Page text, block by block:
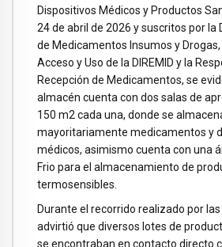
Dispositivos Médicos y Productos
24 de abril de 2026 y suscritos por la
de Medicamentos Insumos y
Acceso y Uso de la DIREMID y la
Recepción de Medicamentos, se
almacén cuenta con dos salas de
150 m2 cada una, donde se
mayoritariamente medicamentos y
médicos, asimismo cuenta con una
Frio para el almacenamiento de
termosensibles.
Durante el recorrido realizado por
advirtió que diversos lotes de
se encontraban en contacto directo